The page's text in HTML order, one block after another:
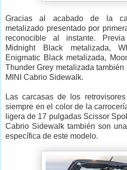
Gracias al acabado de la
metalizado presentado por
reconocible al instante.
Midnight Black metalizada,
Enigmatic Black metalizada,
Thunder Grey metalizada
MINI Cabrio Sidewalk.
Las carcasas de los
siempre en el color de la
ligera de 17 pulgadas Scissor
Cabrio Sidewalk también son
específica de este modelo.